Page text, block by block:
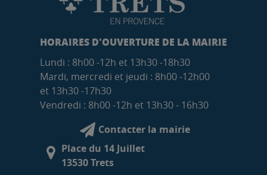
HORAIRES D'OUVERTURE DE LA MAIRIE
Lundi : 8h00 -12h et 13h30 -18h30
Mardi, mercredi et jeudi : 8h00 -12h00
et 13h30 -17h30
Vendredi : 8h00 -12h et 13h30 - 16h30
Contacter la mairie
Place du 14 Juillet
13530 Trets